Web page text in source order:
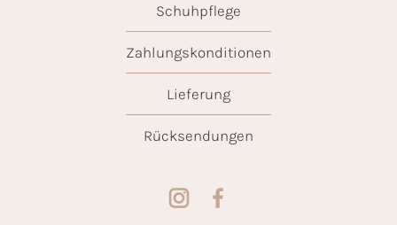
Schuhpflege
Zahlungskonditionen
Lieferung
Rücksendungen